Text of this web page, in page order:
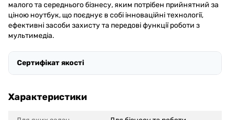
малого та середнього бізнесу, яким потрібен прийнятний за
ціною ноутбук, що поєднує в собі інноваційні технології,
ефективні засоби захисту та передові функції роботи з
мультимедіа.
Сертифікат якості
Характеристики